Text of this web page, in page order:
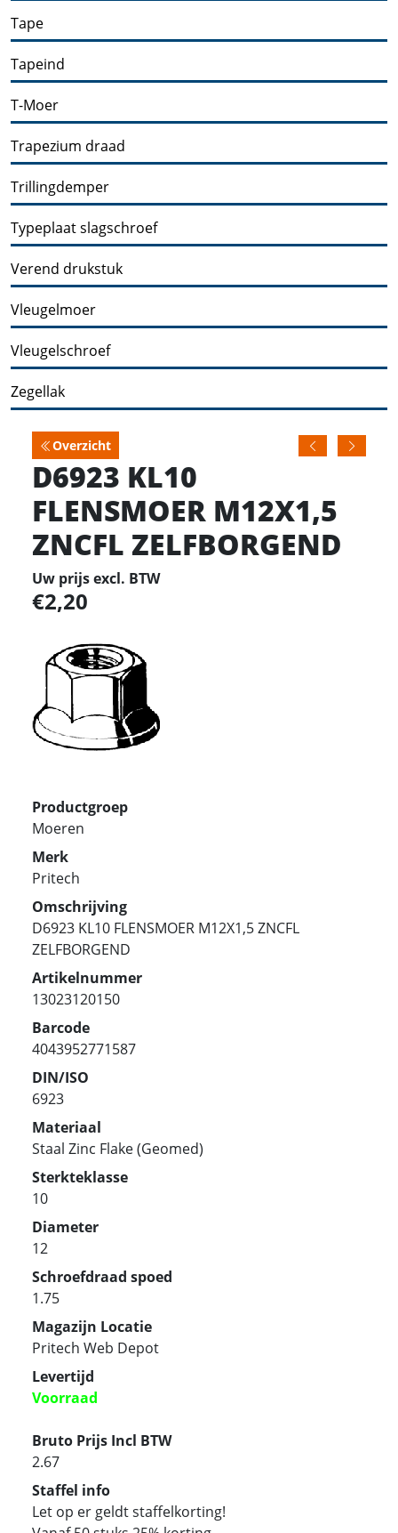
Tape
Tapeind
T-Moer
Trapezium draad
Trillingdemper
Typeplaat slagschroef
Verend drukstuk
Vleugelmoer
Vleugelschroef
Zegellak
Overzicht
D6923 KL10
FLENSMOER M12X1,5
ZNCFL ZELFBORGEND
Uw prijs excl. BTW
2,20
Productgroep
Moeren
Merk
Pritech
Omschrijving
D6923 KL10 FLENSMOER M12X1,5 ZNCFL
ZELFBORGEND
Artikelnummer
13023120150
Barcode
4043952771587
DIN/ISO
6923
Materiaal
Staal Zinc Flake (Geomed)
Sterkteklasse
10
Diameter
12
Schroefdraad spoed
1.75
Magazijn Locatie
Pritech Web Depot
Levertijd
Voorraad
Bruto Prijs Incl BTW
2.67
Staffel info
Let op er geldt staffelkorting!